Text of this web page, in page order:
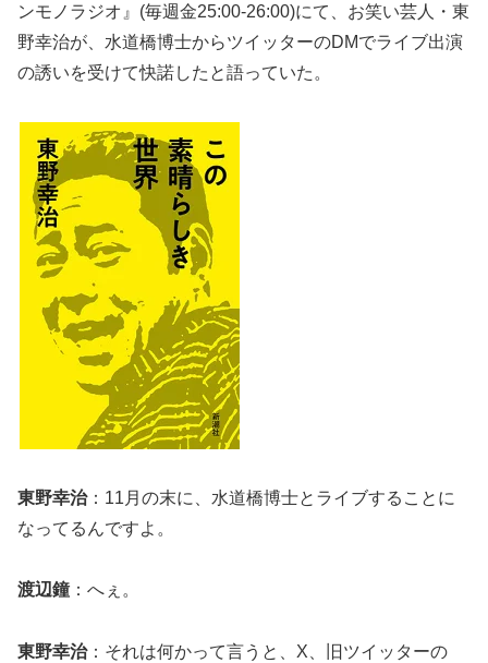
ンモノラジオ』(毎週金25:00-26:00)にて、お笑い芸人・東
野幸治が、水道橋博士からツイッターのDMでライブ出演
の誘いを受けて快諾したと語っていた。
東野幸治：11月の末に、水道橋博士とライブすることに
なってるんですよ。
渡辺鐘：へぇ。
東野幸治：それは何かって言うと、X、旧ツイッターの